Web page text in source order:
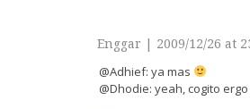
Enggar 2009/12/26 at
@Adhief: ya mas
@Dhodie: yeah, cogito